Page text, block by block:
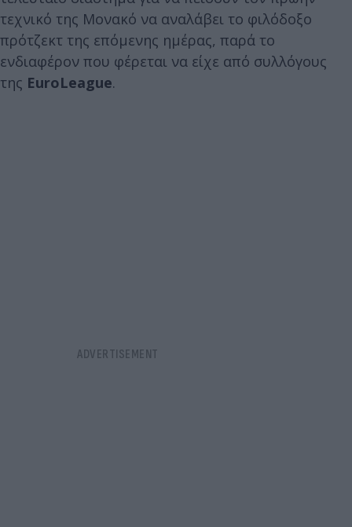
τεχνικό της Μονακό να αναλάβει το φιλόδοξο
πρότζεκτ της επόμενης ημέρας, παρά το
ενδιαφέρον που φέρεται να είχε από συλλόγους
της EuroLeague.